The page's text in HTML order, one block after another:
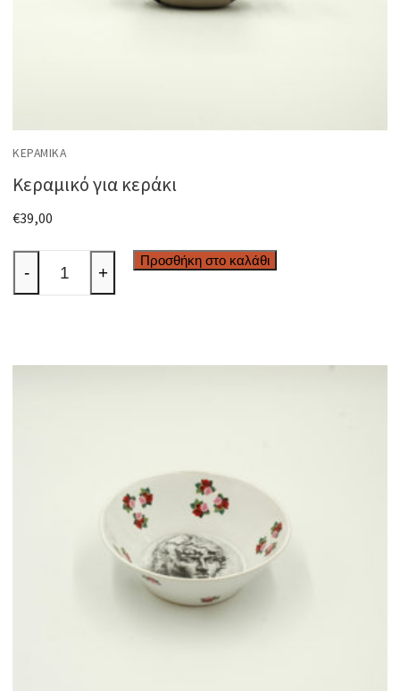
ΚΕΡΑΜΙΚΆ
Κεραμικό για κεράκι
€39,00
Κεραμικό
για
- +
Προσθήκη στο καλάθι